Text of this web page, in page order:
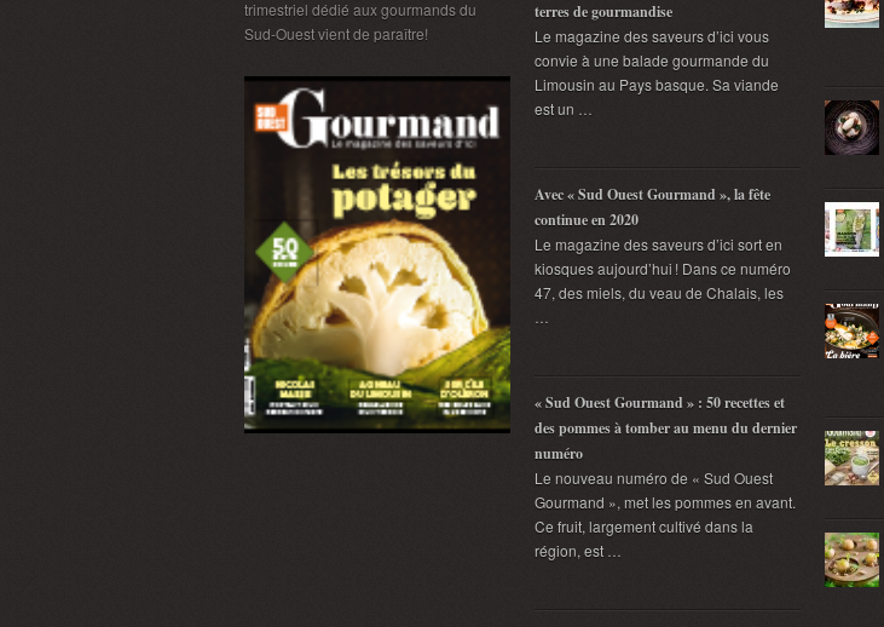
trimestriel dédié aux gourmands du
Sud-Ouest vient de paraître!
terres de gourmandise
Le magazine des saveurs d’ici vous
convie à une balade gourmande du
Limousin au Pays basque. Sa viande
est un …
Avec « Sud Ouest Gourmand », la fête
continue en 2020
Le magazine des saveurs d’ici sort en
kiosques aujourd’hui ! Dans ce numéro
47, des miels, du veau de Chalais, les
…
« Sud Ouest Gourmand » : 50 recettes et
des pommes à tomber au menu du dernier
numéro
Le nouveau numéro de « Sud Ouest
Gourmand », met les pommes en avant.
Ce fruit, largement cultivé dans la
région, est …